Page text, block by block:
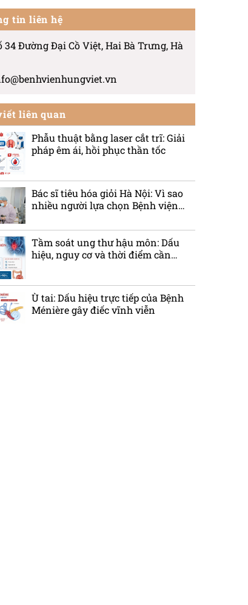
tin liên hệ
34 Đường Đại Cồ Việt, Hai Bà Trưng, Hà
liên quan
Phẫu thuật bằng laser cắt trĩ: Giải
pháp êm ái, hồi phục thần tốc
Bác sĩ tiêu hóa giỏi Hà Nội: Vì sao
nhiều người lựa chọn Bệnh viện
Tầm soát ung thư hậu môn: Dấu
hiệu, nguy cơ và thời điểm cần
Ù tai: Dấu hiệu trực tiếp của Bệnh
Ménière gây điếc vĩnh viễn